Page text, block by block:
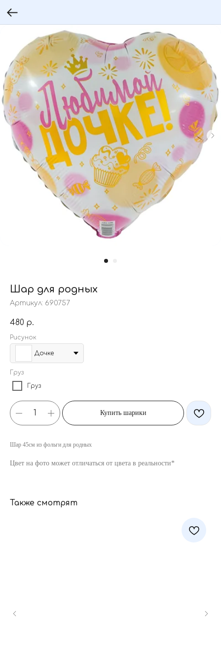
Шар для родных
Артикул: 690757
480 р.
Рисунок
Дочке
Груз
Груз
Купить шарики
Шар 45см из фольги для родных
Цвет на фото может отличаться от цвета в реальности*
Также смотрят